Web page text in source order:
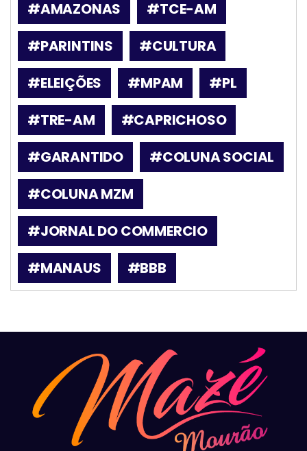
#AMAZONAS
#TCE-AM
#PARINTINS
#CULTURA
#ELEIÇÕES
#MPAM
#PL
#TRE-AM
#CAPRICHOSO
#GARANTIDO
#COLUNA SOCIAL
#COLUNA MZM
#JORNAL DO COMMERCIO
#MANAUS
#BBB